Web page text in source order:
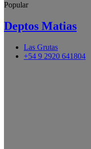
Popular
Deptos Matias
Las Grutas
+54 9 2920 641804